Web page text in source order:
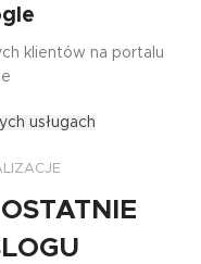
klientów na portalu
usługach